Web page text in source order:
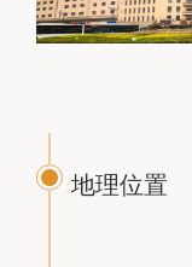
地理位置